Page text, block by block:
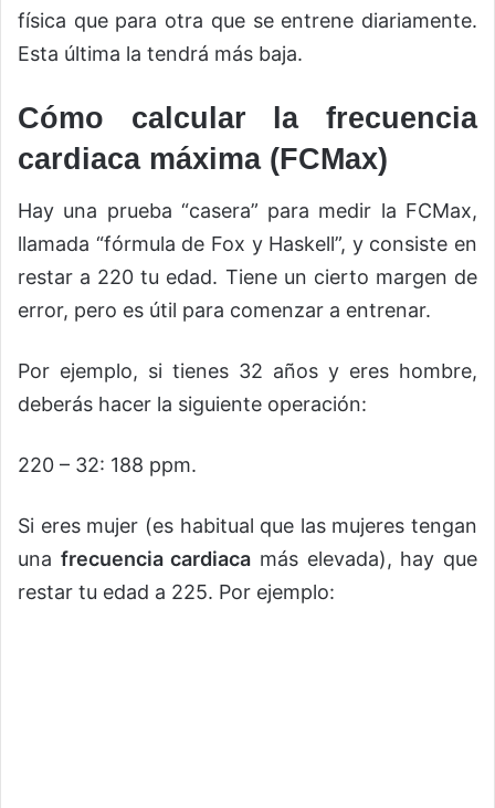
física que para otra que se entrene diariamente.
Esta última la tendrá más baja.
Cómo calcular la frecuencia
cardiaca máxima (FCMax)
Hay una prueba “casera” para medir la FCMax,
llamada “fórmula de Fox y Haskell”, y consiste en
restar a 220 tu edad. Tiene un cierto margen de
error, pero es útil para comenzar a entrenar.
Por ejemplo, si tienes 32 años y eres hombre,
deberás hacer la siguiente operación:
220 – 32: 188 ppm.
Si eres mujer (es habitual que las mujeres tengan
una frecuencia cardiaca más elevada), hay que
restar tu edad a 225. Por ejemplo: